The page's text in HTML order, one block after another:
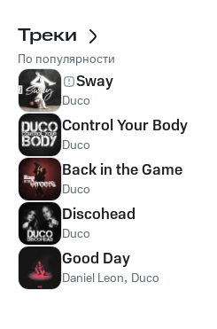
Треки
По популярности
Sway
Duco
Control Your Body
Duco
Back in the Game
Duco
Discohead
Duco
Good Day
Daniel Leon, Duco